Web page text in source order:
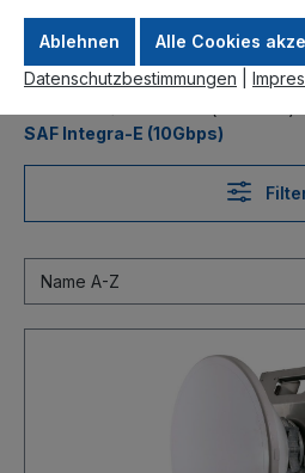
SAF Integra-E (10Gbps)
Ablehnen
Alle Cookies
Datenschutzbestimmungen